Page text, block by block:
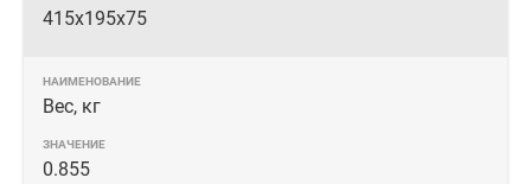
415х195х75
Вес, кг
0.855